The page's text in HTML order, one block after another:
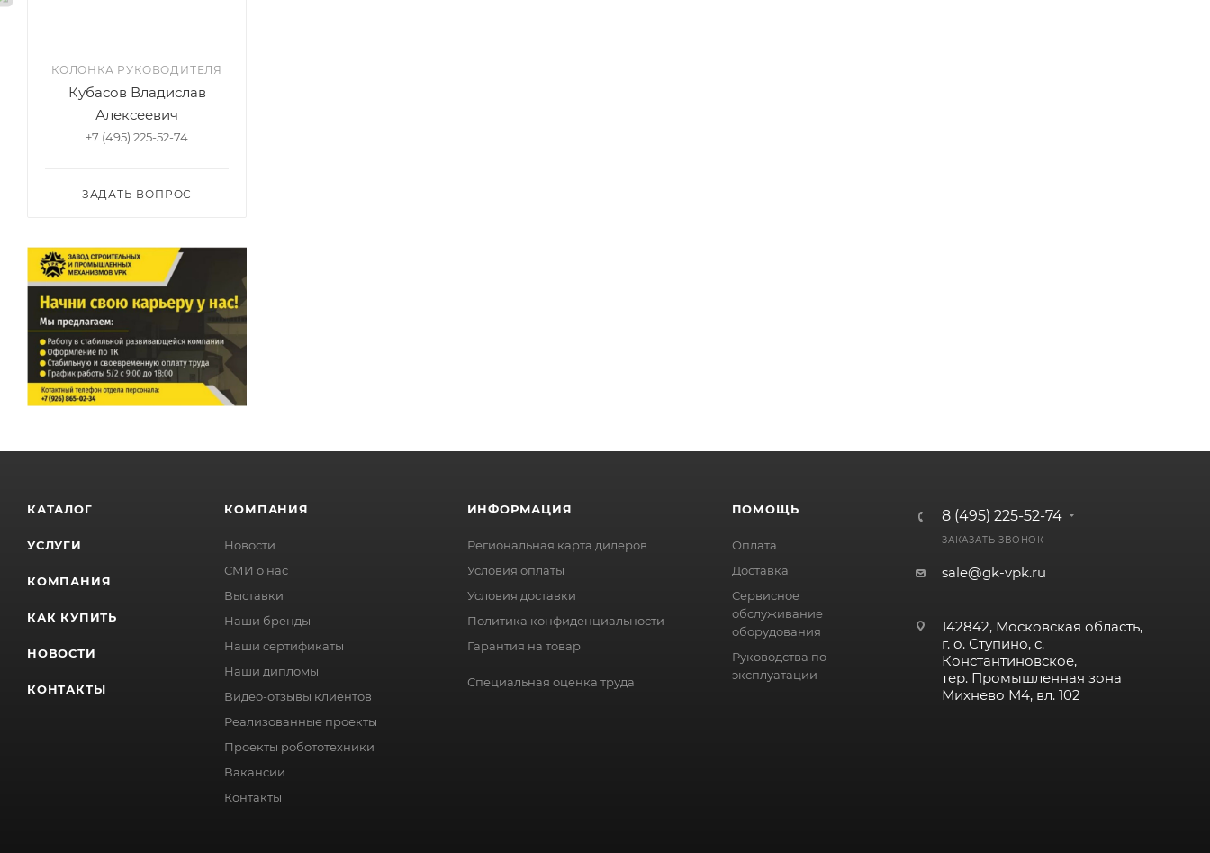
КОЛОНКА РУКОВОДИТЕЛЯ
Кубасов Владислав
Алексеевич
+7 (495) 225-52-74
ЗАДАТЬ ВОПРОС
КАТАЛОГ
УСЛУГИ
КОМПАНИЯ
КАК КУПИТЬ
НОВОСТИ
КОНТАКТЫ
КОМПАНИЯ
Новости
СМИ о нас
Выставки
Наши бренды
Наши сертификаты
Наши дипломы
Видео-отзывы клиентов
Реализованные проекты
Проекты робототехники
Вакансии
Контакты
ИНФОРМАЦИЯ
Региональная карта дилеров
Условия оплаты
Условия доставки
Политика конфиденциальности
Гарантия на товар
Специальная оценка труда
ПОМОЩЬ
Оплата
Доставка
Сервисное
обслуживание
оборудования
Руководства по
эксплуатации
8 (495) 225-52-74
ЗАКАЗАТЬ ЗВОНОК
sale@gk-vpk.ru
142842, Московская область,
г. о. Ступино, с.
Константиновское,
тер. Промышленная зона
Михнево М4, вл. 102